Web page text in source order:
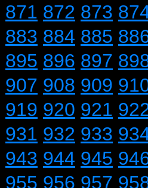
871 872 873
883 884 885
895 896 897
907 908 909
919 920 921
931 932 933
943 944 945
955 956 957